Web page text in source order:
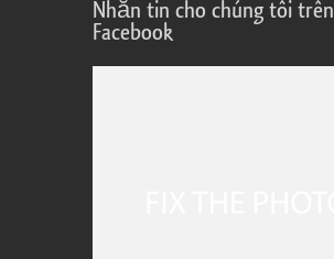
Nhắn tin cho chúng tôi trên
Facebook